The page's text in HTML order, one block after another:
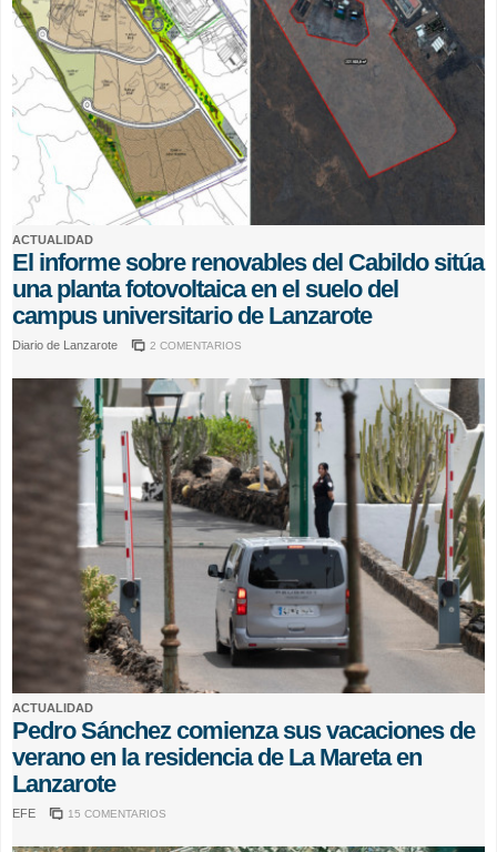
ACTUALIDAD
El informe sobre renovables del Cabildo sitúa
una planta fotovoltaica en el suelo del
campus universitario de Lanzarote
Diario de Lanzarote 2 COMENTARIOS
ACTUALIDAD
Pedro Sánchez comienza sus vacaciones de
verano en la residencia de La Mareta en
Lanzarote
EFE 15 COMENTARIOS